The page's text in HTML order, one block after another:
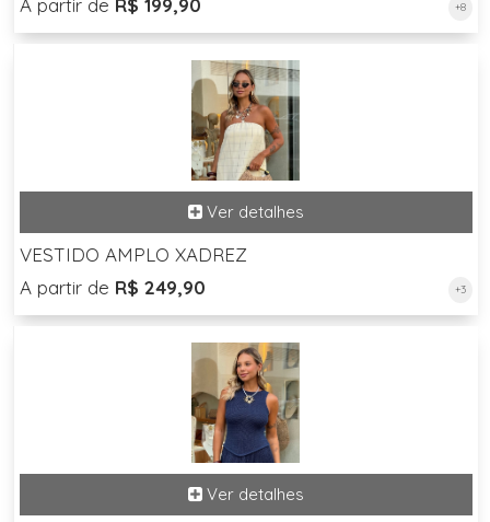
A partir de R$ 199,90 +8
VESTIDO AMPLO XADREZ
A partir de R$ 249,90 +3